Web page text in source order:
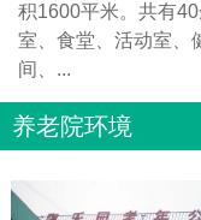
积1600平米。共有
室、食堂、活动室、
间、...
养老院环境